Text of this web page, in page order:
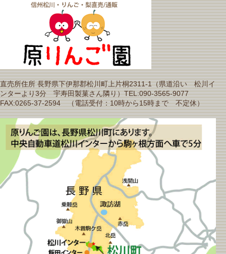
直売所住所 長野県下伊那郡松川町上片桐2311-1（県道沿い 松川イ
ンターより3分 宇寿田製菓さん隣り）TEL:090-3565-9077
FAX:0265-37-2594 （電話受付：10時から15時まで 不定休）